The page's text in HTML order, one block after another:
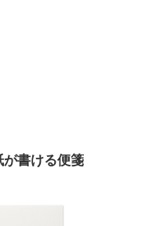
が書ける便箋